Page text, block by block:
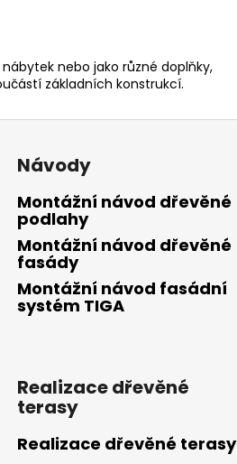
nebo jako různé doplňky,
základních konstrukcí.
Návody
Montážní návod dřevěné
podlahy
Montážní návod dřevěné
fasády
Montážní návod fasádní
systém TIGA
Realizace dřevěné
terasy
Realizace dřevěné terasy